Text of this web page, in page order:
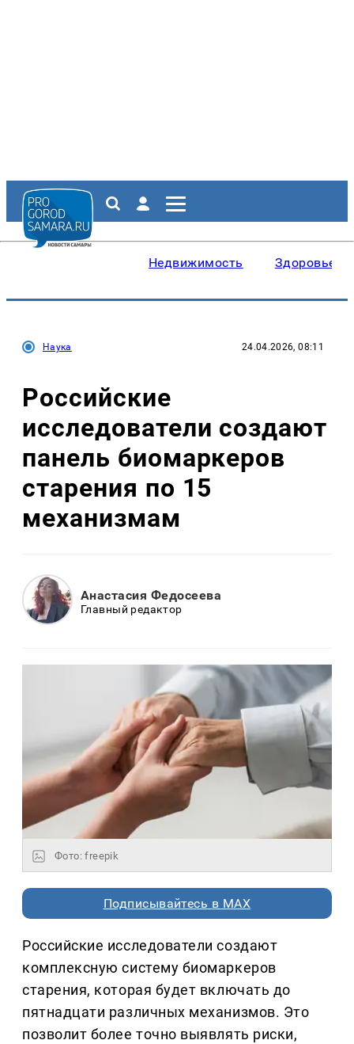
Недвижимость Здоровье
Наука 24.04.2026, 08:11
Российские
исследователи создают
панель биомаркеров
старения по 15
механизмам
Анастасия Федосеева
Главный редактор
Фото: freepik
Подписывайтесь в MAX
Российские исследователи создают
комплексную систему биомаркеров
старения, которая будет включать до
пятнадцати различных механизмов. Это
позволит более точно выявлять риски,